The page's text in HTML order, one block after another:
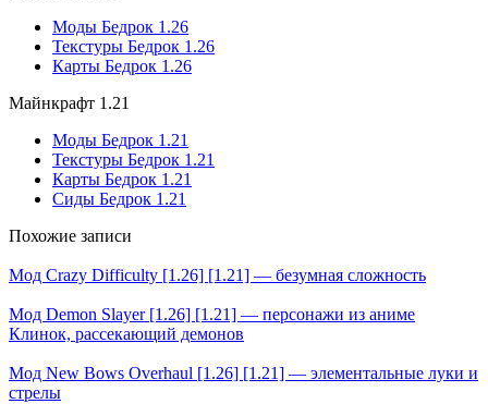
Моды Бедрок 1.26
Текстуры Бедрок 1.26
Карты Бедрок 1.26
Майнкрафт 1.21
Моды Бедрок 1.21
Текстуры Бедрок 1.21
Карты Бедрок 1.21
Сиды Бедрок 1.21
Похожие записи
Мод Crazy Difficulty [1.26] [1.21] — безумная сложность
Мод Demon Slayer [1.26] [1.21] — персонажи из аниме
Клинок, рассекающий демонов
Мод New Bows Overhaul [1.26] [1.21] — элементальные луки и
стрелы